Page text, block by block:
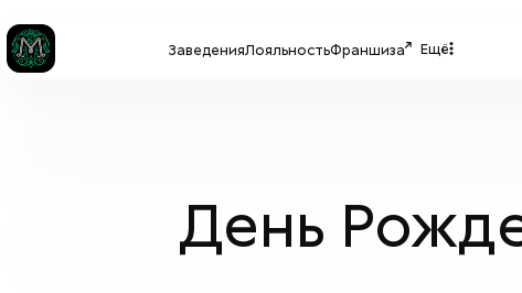
ЗаведенияЛояльностьФраншиза Ещё
День